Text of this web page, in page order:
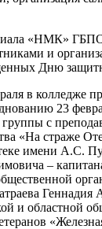
«НМК»
и
Дню
в колледже
23
группы с
«На страже
имени А.С.
–
Геннадия
и областной